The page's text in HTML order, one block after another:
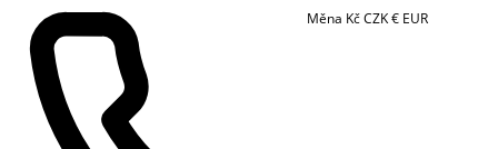
Měna KčCZK€ EUR